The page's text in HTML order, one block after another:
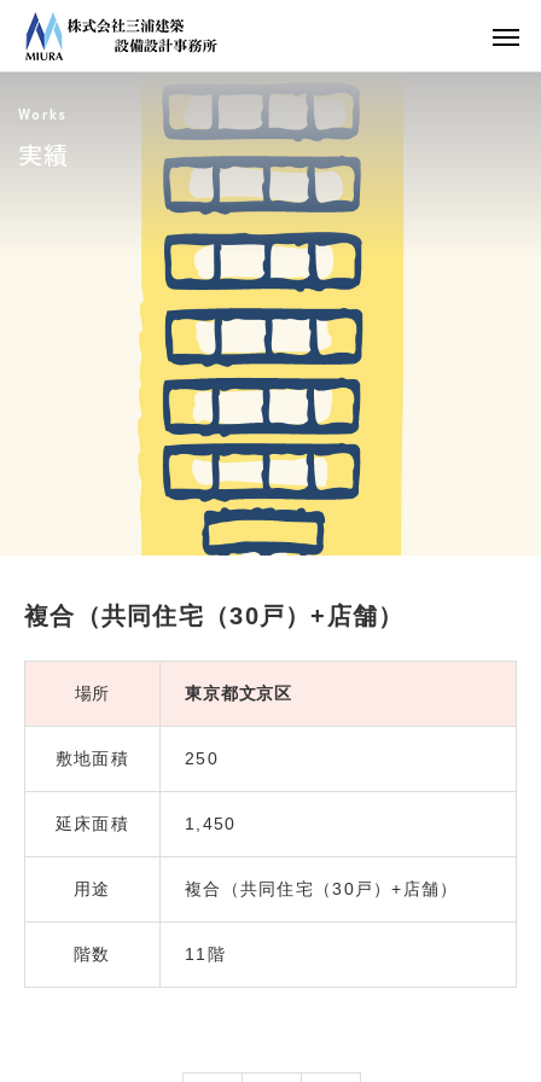
Works
実績
複合（共同住宅（30戸）+店舗）
場所 東京都文京区
敷地面積 250
延床面積 1,450
用途 複合（共同住宅（30戸）+店舗）
階数 11階